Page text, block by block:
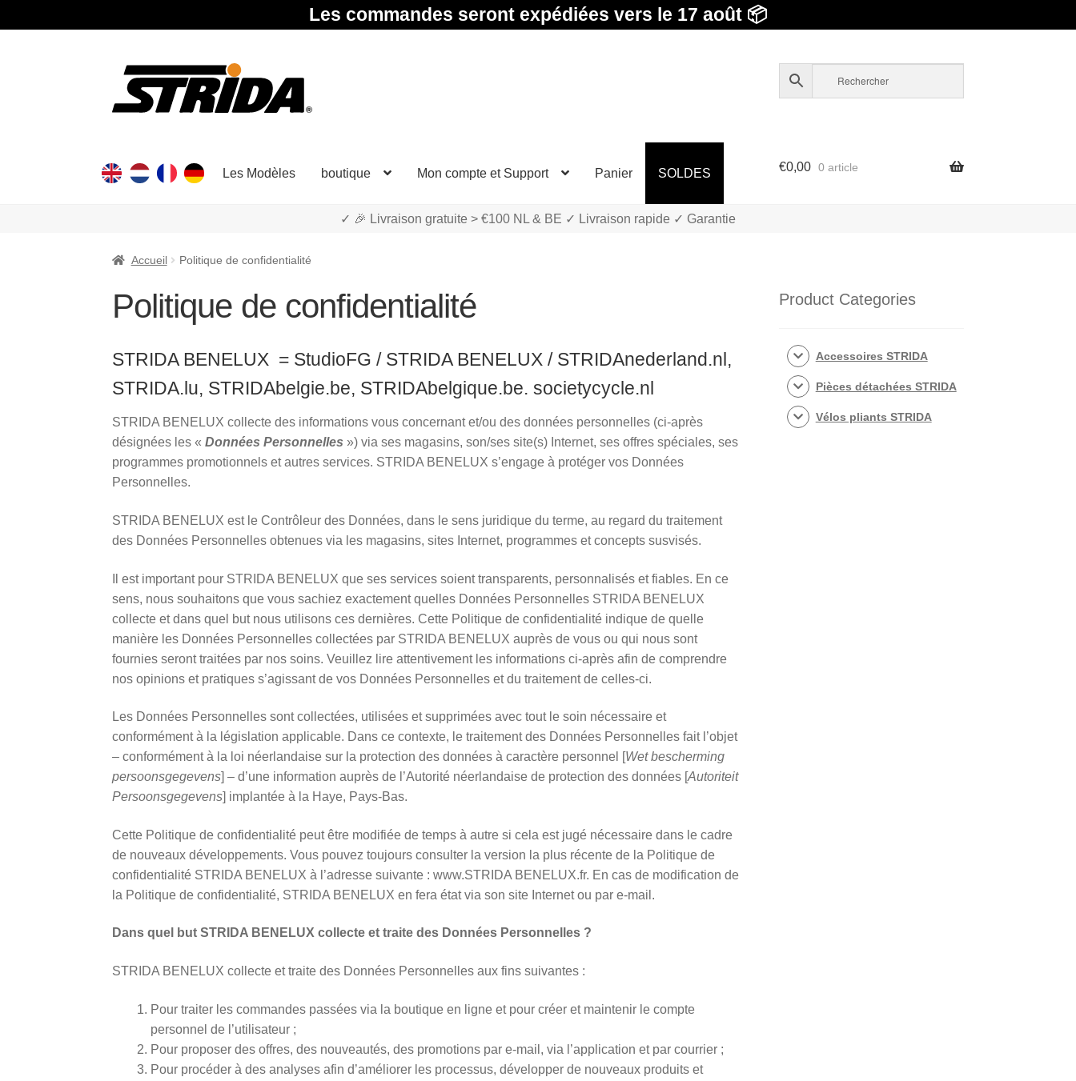
Les commandes seront expédiées vers le 17 août 📦
Aller
la
Aller
contenu
Les Modèles boutique Mon compte et Support Panier SOLDES €0,00 0 article
✓ 🎉 Livraison gratuite > €100 NL & BE ✓ Livraison rapide ✓ Garantie
Accueil Politique de confidentialité
Politique de confidentialité
STRIDA BENELUX = StudioFG / STRIDA BENELUX / STRIDAnederland.nl,
STRIDA.lu, STRIDAbelgie.be, STRIDAbelgique.be. societycycle.nl
STRIDA BENELUX collecte des informations vous concernant et/ou des données personnelles (ci-après
désignées les «Données Personnelles ») via ses magasins, son/ses site(s) Internet, ses offres spéciales, ses
programmes promotionnels et autres services. STRIDA BENELUX s’engage à protéger vos Données
Personnelles.
STRIDA BENELUX est le Contrôleur des Données, dans le sens juridique du terme, au regard du traitement
des Données Personnelles obtenues via les magasins, sites Internet, programmes et concepts susvisés.
Il est important pour STRIDA BENELUX que ses services soient transparents, personnalisés et fiables. En ce
sens, nous souhaitons que vous sachiez exactement quelles Données Personnelles STRIDA BENELUX
collecte et dans quel but nous utilisons ces dernières. Cette Politique de confidentialité indique de quelle
manière les Données Personnelles collectées par STRIDA BENELUX auprès de vous ou qui nous sont
fournies seront traitées par nos soins. Veuillez lire attentivement les informations ci-après afin de comprendre
nos opinions et pratiques s’agissant de vos Données Personnelles et du traitement de celles-ci.
Les Données Personnelles sont collectées, utilisées et supprimées avec tout le soin nécessaire et
conformément à la législation applicable. Dans ce contexte, le traitement des Données Personnelles fait l’objet
– conformément à la loi néerlandaise sur la protection des données à caractère personnel [Wet bescherming
persoonsgegevens] – d’une information auprès de l’Autorité néerlandaise de protection des données [Autoriteit
Persoonsgegevens] implantée à la Haye, Pays-Bas.
Cette Politique de confidentialité peut être modifiée de temps à autre si cela est jugé nécessaire dans le cadre
de nouveaux développements. Vous pouvez toujours consulter la version la plus récente de la Politique de
confidentialité STRIDA BENELUX à l’adresse suivante : www.STRIDA BENELUX.fr. En cas de modification de
la Politique de confidentialité, STRIDA BENELUX en fera état via son site Internet ou par e-mail.
Dans quel but STRIDA BENELUX collecte et traite des Données Personnelles ?
STRIDA BENELUX collecte et traite des Données Personnelles aux fins suivantes :
Pour traiter les commandes passées via la boutique en ligne et pour créer et maintenir le compte
personnel de l’utilisateur ;
Pour proposer des offres, des nouveautés, des promotions par e-mail, via l’application et par courrier ;
Pour procéder à des analyses afin d’améliorer les processus, développer de nouveaux produits et
Product Categories
Accessoires STRIDA
Pièces détachées STRIDA
Vélos pliants STRIDA